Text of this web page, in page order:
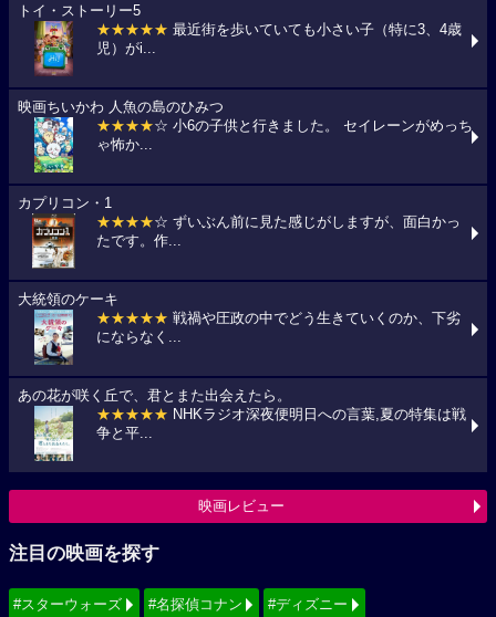
トイ・ストーリー5
★★★★★ 最近街を歩いていても小さい子（特に3、4歳
児）がi...
映画ちいかわ 人魚の島のひみつ
★★★★☆ 小6の子供と行きました。 セイレーンがめっち
ゃ怖か...
カプリコン・1
★★★★☆ ずいぶん前に見た感じがしますが、面白かっ
たです。作...
大統領のケーキ
★★★★★ 戦禍や圧政の中でどう生きていくのか、下劣
にならなく...
あの花が咲く丘で、君とまた出会えたら。
★★★★★ NHKラジオ深夜便明日への言葉,夏の特集は戦
争と平...
映画レビュー
注目の映画を探す
#スターウォーズ #名探偵コナン #ディズニー